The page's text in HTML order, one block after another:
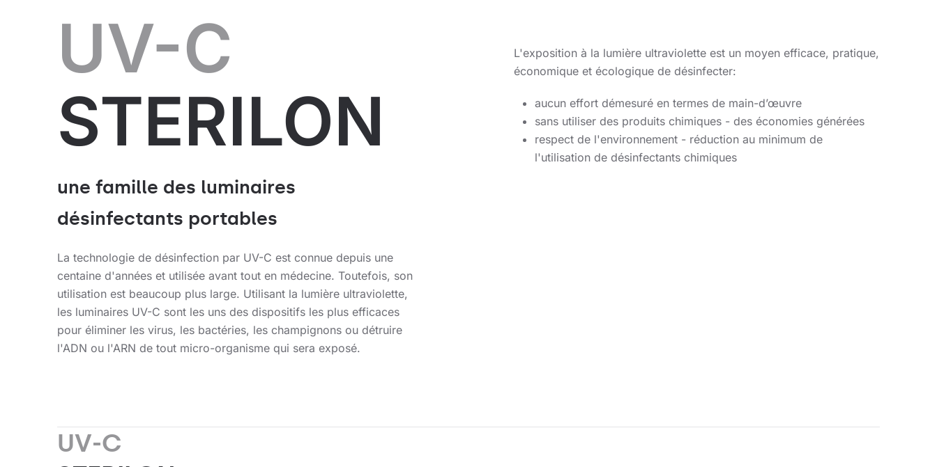
UV-C
STERILON
une famille des luminaires
désinfectants portables
La technologie de désinfection par UV-C est connue depuis une
centaine d'années et utilisée avant tout en médecine. Toutefois, son
utilisation est beaucoup plus large. Utilisant la lumière ultraviolette,
les luminaires UV-C sont les uns des dispositifs les plus efficaces
pour éliminer les virus, les bactéries, les champignons ou détruire
l'ADN ou l'ARN de tout micro-organisme qui sera exposé.
L'exposition à la lumière ultraviolette est un moyen efficace, pratique,
économique et écologique de désinfecter:
aucun effort démesuré en termes de main-d’œuvre
sans utiliser des produits chimiques - des économies générées
respect de l'environnement - réduction au minimum de
l'utilisation de désinfectants chimiques
UV-C